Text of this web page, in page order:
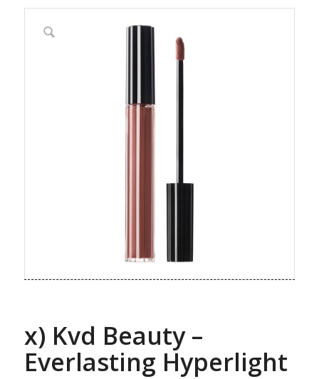
x) Kvd Beauty –
Everlasting Hyperlight